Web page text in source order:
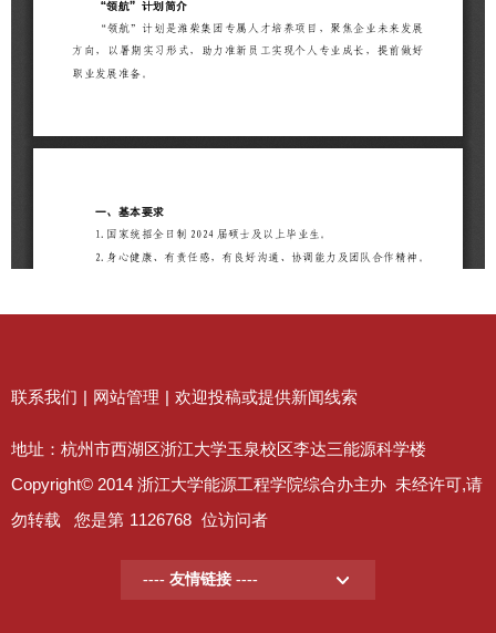
联系我们 网站管理 欢迎投稿或提供新闻线索
地址：杭州市西湖区浙江大学玉泉校区李达三能源科学楼
Copyright© 2014 浙江大学能源工程学院综合办主办 未经许可,请
勿转载 您是第 1126768 位访问者
---- 友情链接 ----